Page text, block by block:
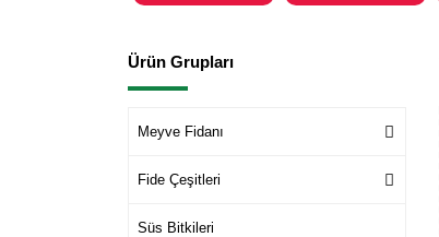
Ürün Grupları
Meyve Fidanı
Fide Çeşitleri
Süs Bitkileri